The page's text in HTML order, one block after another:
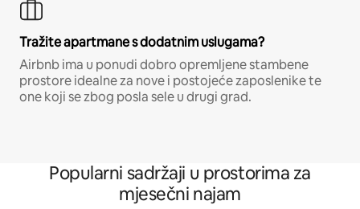
Tražite apartmane s dodatnim uslugama?
Airbnb ima u ponudi dobro opremljene stambene
prostore idealne za nove i postojeće zaposlenike te
one koji se zbog posla sele u drugi grad.
Popularni sadržaji u prostorima za
mjesečni najam